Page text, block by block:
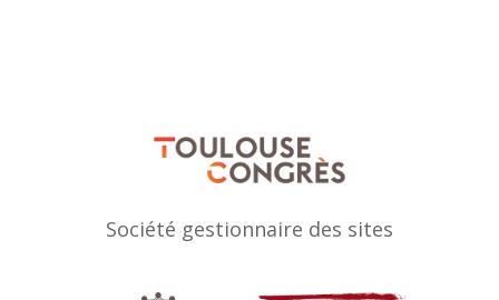
Société gestionnaire des sites